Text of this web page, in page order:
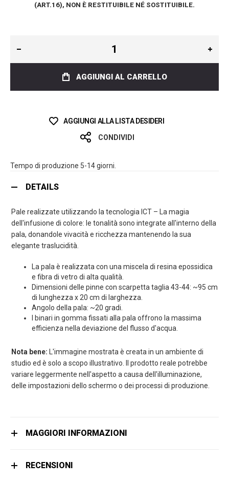
(ART.16), NON È RESTITUIBILE NÉ SOSTITUIBILE.
AGGIUNGI AL CARRELLO
AGGIUNGI ALLA LISTA DESIDERI
CONDIVIDI
Tempo di produzione 5-14 giorni.
DETAILS
Pale realizzate utilizzando la tecnologia ICT – La magia
dell'infusione di colore: le tonalità sono integrate all'interno della
pala, donandole vivacità e ricchezza mantenendo la sua
elegante traslucidità.
La pala è realizzata con una miscela di resina epossidica
e fibra di vetro di alta qualità.
Dimensioni delle pinne con scarpetta taglia 43-44: ~95 cm
di lunghezza x 20 cm di larghezza.
Angolo della pala: ~20 gradi.
I binari in gomma fissati alla pala offrono la massima
efficienza nella deviazione del flusso d'acqua.
Nota bene: L'immagine mostrata è creata in un ambiente di
studio ed è solo a scopo illustrativo. Il prodotto reale potrebbe
variare leggermente nell'aspetto a causa dell'illuminazione,
delle impostazioni dello schermo o dei processi di produzione.
MAGGIORI INFORMAZIONI
RECENSIONI